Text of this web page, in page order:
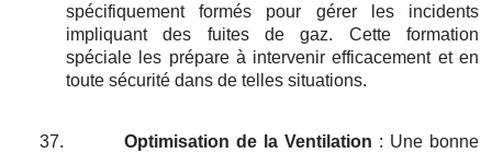
spécifiquement formés pour gérer les incidents
impliquant des fuites de gaz. Cette formation
spéciale les prépare à intervenir efficacement et en
toute sécurité dans de telles situations.
37. Optimisation de la Ventilation : Une bonne